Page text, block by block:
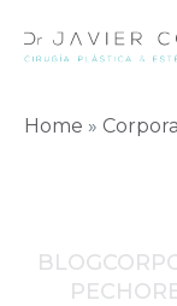
Home » Corporal
BLOG
PECHO